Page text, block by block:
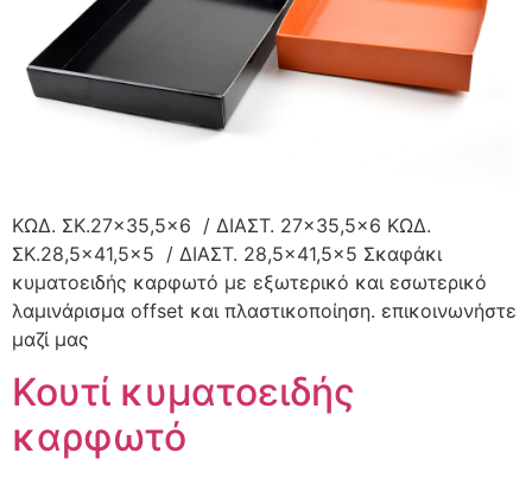
ΚΩΔ. ΣΚ.27×35,5×6 / ΔΙΑΣΤ. 27×35,5×6 ΚΩΔ.
ΣΚ.28,5×41,5×5 / ΔΙΑΣΤ. 28,5×41,5×5 Σκαφάκι
κυματοειδής καρφωτό με εξωτερικό και εσωτερικό
λαμινάρισμα offset και πλαστικοποίηση. επικοινωνήστε
μαζί μας
Κουτί κυματοειδής
καρφωτό